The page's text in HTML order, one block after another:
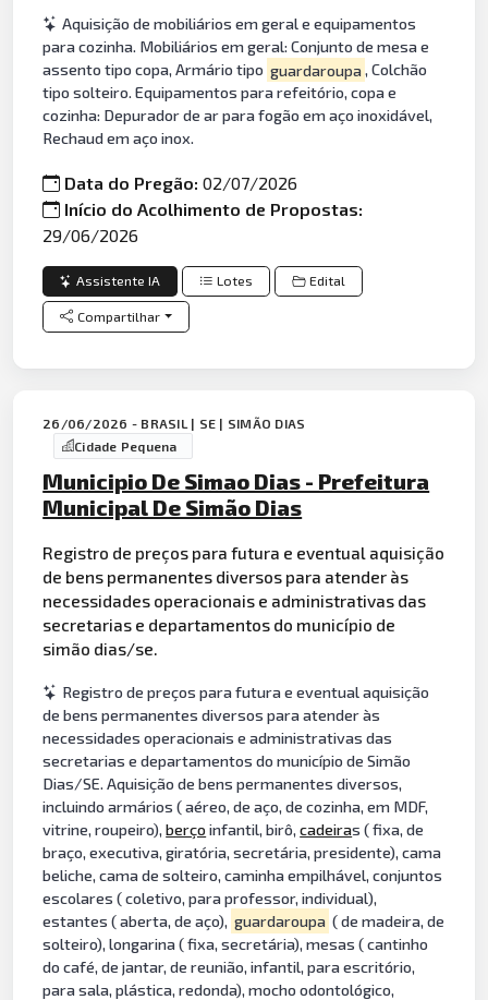
Aquisição de mobiliários em geral e equipamentos
para cozinha. Mobiliários em geral: Conjunto de mesa e
assento tipo copa, Armário tipo guardaroupa, Colchão
tipo solteiro. Equipamentos para refeitório, copa e
cozinha: Depurador de ar para fogão em aço inoxidável,
Rechaud em aço inox.
Data do Pregão:02/07/2026
Início do Acolhimento de Propostas:
29/06/2026
Assistente IA Lotes Edital
Compartilhar
26/06/2026 - BRASIL | SE | SIMÃO DIAS
Cidade Pequena
Municipio De Simao Dias - Prefeitura
Municipal De Simão Dias
Registro de preços para futura e eventual aquisição
de bens permanentes diversos para atender às
necessidades operacionais e administrativas das
secretarias e departamentos do município de
simão dias/se.
Registro de preços para futura e eventual aquisição
de bens permanentes diversos para atender às
necessidades operacionais e administrativas das
secretarias e departamentos do município de Simão
Dias/SE. Aquisição de bens permanentes diversos,
incluindo armários ( aéreo, de aço, de cozinha, em MDF,
vitrine, roupeiro),berçoinfantil, birô,cadeiras ( fixa, de
braço, executiva, giratória, secretária, presidente), cama
beliche, cama de solteiro, caminha empilhável, conjuntos
escolares ( coletivo, para professor, individual),
estantes ( aberta, de aço), guardaroupa ( de madeira, de
solteiro), longarina ( fixa, secretária), mesas ( cantinho
do café, de jantar, de reunião, infantil, para escritório,
para sala, plástica, redonda), mocho odontológico,